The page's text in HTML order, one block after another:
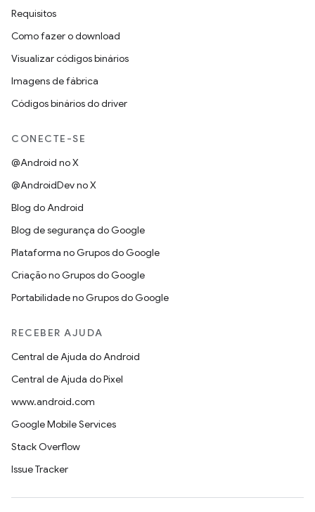
Requisitos
Como fazer o download
Visualizar códigos binários
Imagens de fábrica
Códigos binários do driver
CONECTE-SE
@Android no X
@AndroidDev no X
Blog do Android
Blog de segurança do Google
Plataforma no Grupos do Google
Criação no Grupos do Google
Portabilidade no Grupos do Google
RECEBER AJUDA
Central de Ajuda do Android
Central de Ajuda do Pixel
www.android.com
Google Mobile Services
Stack Overflow
Issue Tracker